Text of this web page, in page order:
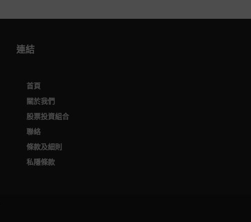
連結
首頁
關於我們
股票投資組合
聯絡
條款及細則
私隱條款